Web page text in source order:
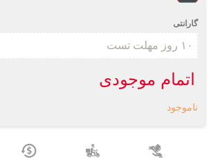
گارانتی
اتمام موجودی
ناموجود